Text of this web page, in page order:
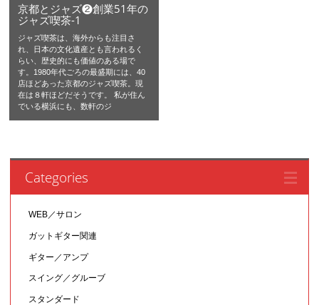
京都とジャズ❷創業51年の
ジャズ喫茶-1
ジャズ喫茶は、海外からも注目さ
れ、日本の文化遺産とも言われるく
らい、歴史的にも価値のある場で
す。1980年代ごろの最盛期には、40
店ほどあった京都のジャズ喫茶。現
在は８軒ほどだそうです。 私が住ん
でいる横浜にも、数軒のジ
Categories
WEB／サロン
ガットギター関連
ギター／アンプ
スイング／グルーブ
スタンダード